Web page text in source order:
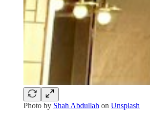
Photo by Shah Abdullah on Unsplash